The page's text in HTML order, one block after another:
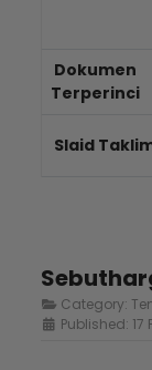
Dokumen
Terperinci
Slaid
Category:
Published: 17